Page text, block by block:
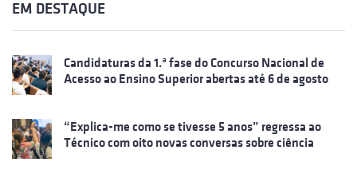
EM DESTAQUE
Candidaturas da 1.ª fase do Concurso Nacional de
Acesso ao Ensino Superior abertas até 6 de agosto
“Explica-me como se tivesse 5 anos” regressa ao
Técnico com oito novas conversas sobre ciência